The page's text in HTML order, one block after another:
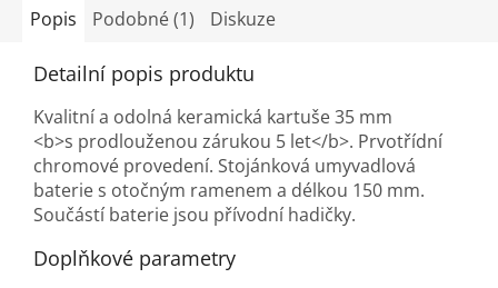
Popis Podobné (1) Diskuze
Detailní popis produktu
Kvalitní a odolná keramická kartuše 35 mm
<b>s prodlouženou zárukou 5 let</b>. Prvotřídní
chromové provedení. Stojánková umyvadlová
baterie s otočným ramenem a délkou 150 mm.
Součástí baterie jsou přívodní hadičky.
Doplňkové parametry